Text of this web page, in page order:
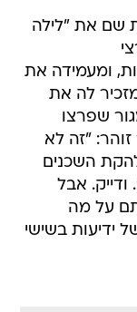
שם את "לילה
ומעמידה את
לה את
שפרצו
"זה לא
השכנים
אבל
על מה
ידיעות בשישי